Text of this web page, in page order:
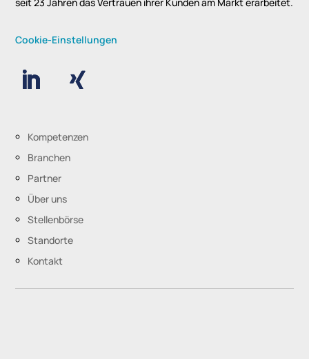
Cookie-Einstellungen
Kompetenzen
Branchen
Partner
Über uns
Stellenbörse
Standorte
Kontakt